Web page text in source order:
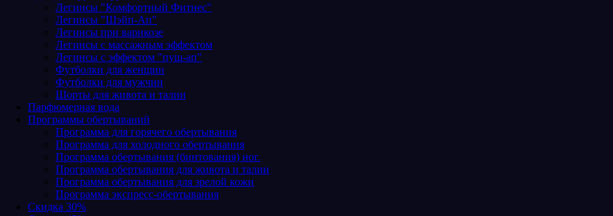
Легинсы "Комфортный Фитнес"
Легинсы "Шэйп-Ап"
Легинсы при варикозе
Легинсы с массажным эффектом
Легинсы с эффектом "пуш-ап"
Футболки для женщин
Футболки для мужчин
Шорты для живота и талии
Парфюмерная вода
Программы обертываний
Программа для горячего обертывания
Программа для холодного обертывания
Программа обертывания (бинтования) ног.
Программа обертывания для живота и талии
Программа обертывания для зрелой кожи
Программа экспресс-обертывания
Скидка 30%